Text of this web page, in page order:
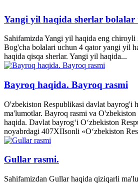
Yangi yil haqida sherlar bolalar
Sahifamizda Yangi yil haqida eng chiroyli
Bog'cha bolalari uchun 4 qator yangi yil
haqida qisqa sherlar. Yangi yil haqida...
Bayroq haqida. Bayroq rasmi
O'zbekiston Respublikasi davlat bayrog'i
ma'lumotlar. Bayroq rasmi va
haqida. Davlat bayrog‘i O‘zbekiston
noyabrdagi 407­XII­sonli «O‘zbekiston
Gullar rasmi.
Sahifamizdan Gullar haqida qiziqarli